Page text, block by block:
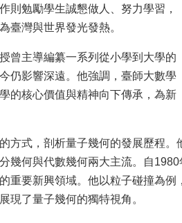
則勉勵學生誠懇做人、努力學習，
臺灣與世界發光發熱。
曾主導編纂一系列從小學到大學的
仍影響深遠。他強調，臺師大數學
的核心價值與精神向下傳承，為新
方式，剖析量子幾何的發展歷程
幾何與代數幾何兩大主流。自
重要新興領域。他以粒子碰撞為
現了量子幾何的獨特視角。